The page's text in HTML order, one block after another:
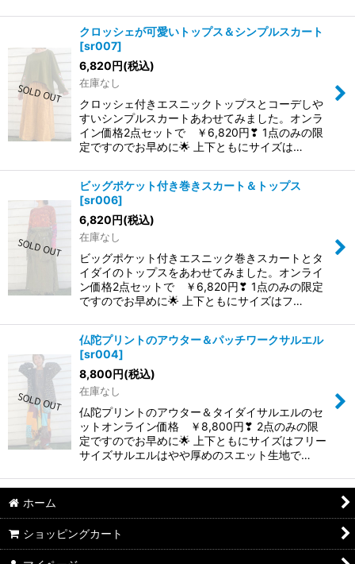
クロッシェが可愛いトップス＆シンプルスカート
[sr007]
6,820円(税込)
在庫なし
クロッシェ付きエスニックトップスとコーデしや
すいシンプルスカートあわせてみました。オンラ
イン価格2点セットで ￥6,820円❣ 1点のみの限
定ですのでお早めに🌟 上下ともにサイズは…
ビッグポケット付き巻きスカート＆トップス
[sr006]
6,820円(税込)
在庫なし
ビッグポケット付きエスニック巻きスカートとタ
イダイのトップスをあわせてみました。オンライ
ン価格2点セットで ￥6,820円❣ 1点のみの限定
ですのでお早めに🌟 上下ともにサイズはフ…
仏陀プリントのアウター＆パッチワークサルエル
[sr004]
8,800円(税込)
在庫なし
仏陀プリントのアウター＆タイダイサルエルのセ
ットオンライン価格 ￥8,800円❣ 2点のみの限
定ですのでお早めに🌟 上下ともにサイズはフリー
サイズサルエルはやや厚めのスエット生地で…
ホーム
ショッピングカート